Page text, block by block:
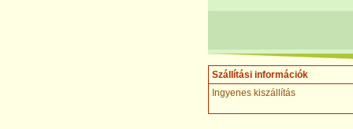
Szállítási információk
Ingyenes kiszállítás